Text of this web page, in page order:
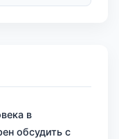
в
обсудить с